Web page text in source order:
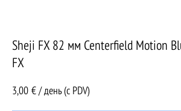
Sheji FX 82 мм Centerfield Motion
FX
3,00 € / день (c PDV)